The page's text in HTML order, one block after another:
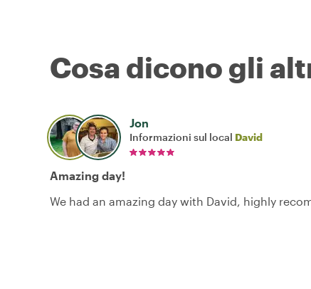
Cosa dicono gli
Jon
Informazioni sul local David
Amazing day!
We had an amazing day with David, highly